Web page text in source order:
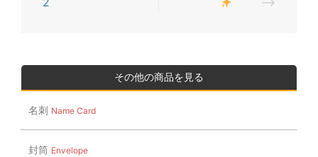
シ
ョ
ン
その他の商品を見る
名刺 Name Card
封筒 Envelope